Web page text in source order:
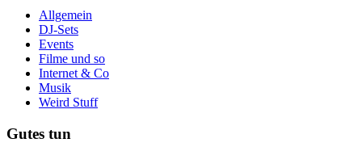
Allgemein
DJ-Sets
Events
Filme und so
Internet & Co
Musik
Weird Stuff
Gutes tun